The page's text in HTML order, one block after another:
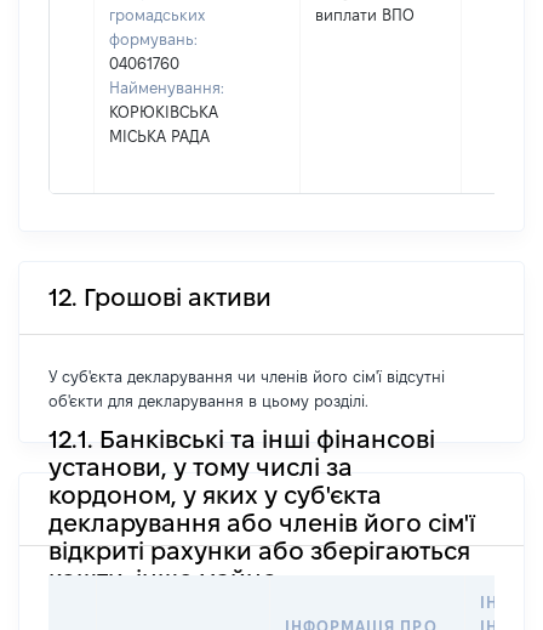
громадських
формувань:
04061760
Найменування:
КОРЮКІВСЬКА
МІСЬКА РАДА
виплати ВПО
12. Грошові активи
У суб'єкта декларування чи членів його сім'ї відсутні
об'єкти для декларування в цьому розділі.
12.1. Банківські та інші фінансові
установи, у тому числі за
кордоном, у яких у суб'єкта
декларування або членів його сім'ї
відкриті рахунки або зберігаються
кошти, інше майно
ІНФОРМАЦІЯ ПРО
ІНШУ